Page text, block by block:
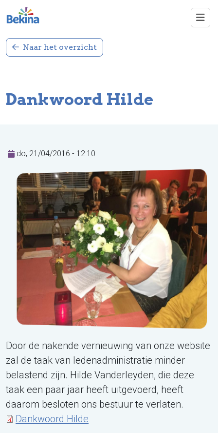
Overslaan en naar de inhoud gaan
Naar het overzicht
Dankwoord Hilde
do, 21/04/2016 - 12:10
Door de nakende vernieuwing van onze website
zal de taak van ledenadministratie minder
belastend zijn. Hilde Vanderleyden, die deze
taak een paar jaar heeft uitgevoerd, heeft
daarom besloten ons bestuur te verlaten.
Document
Dankwoord Hilde